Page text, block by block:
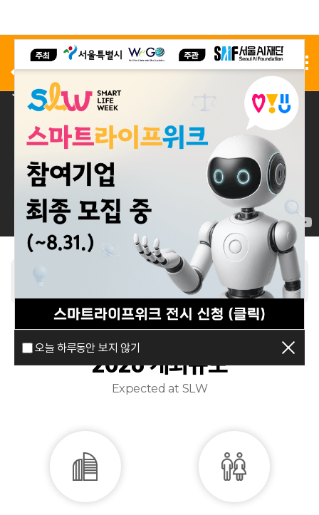
오늘 하루동안 보지 않기
사전 등록 전시 신청
2026 개최규모
Expected at SLW